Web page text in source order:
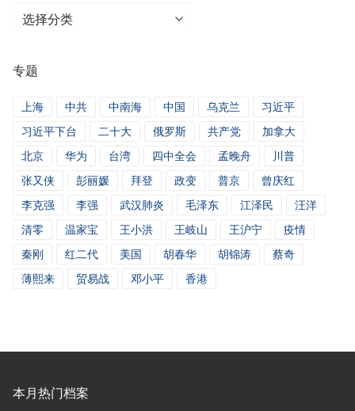
分
闻
专题
上海 中共 中南海 中国 乌克兰
习近平
习近平下台
二十大 俄罗斯 共产党
加拿大
北京
华为 台湾 四中全会 孟晚舟
川普
张又侠
彭丽媛 拜登 政变 普京
曾庆红
李克强
李强 武汉肺炎 毛泽东 江泽民
汪洋
清零
温家宝 王小洪 王岐山 王沪宁
疫情
秦刚
红二代 美国 胡春华 胡锦涛
蔡奇
薄熙来
贸易战 邓小平 香港
本月热门档案